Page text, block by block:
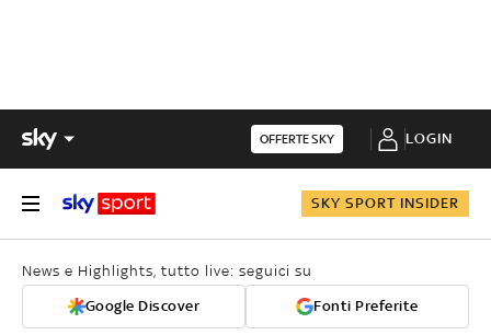
OFFERTE SKY LOGIN
SKY SPORT INSIDER
News e Highlights, tutto live: seguici su
Google Discover Fonti Preferite